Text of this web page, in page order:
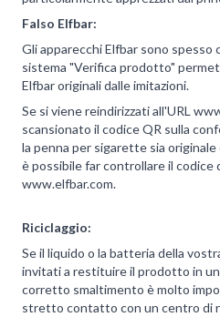
Falso Elfbar:
Gli apparecchi Elfbar sono spesso
sistema "Verifica prodotto"
Elfbar originali dalle imitazioni.
Se si viene reindirizzati all'URL
scansionato il codice QR sulla
la penna per sigarette sia
è possibile far controllare il codice
www.elfbar.com.
Riciclaggio:
Se il liquido o la batteria della
invitati a restituire il prodotto in
corretto smaltimento è molto
stretto contatto con un centro di